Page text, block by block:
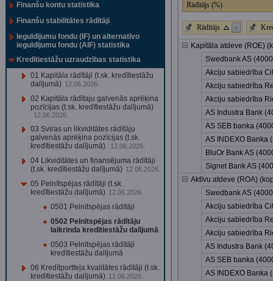
Finanšu kontu statistika
Finanšu stabilitātes rādītāji
Ieguldījumu fondu (IF) un alternatīvo
ieguldījumu fondu (AIF) statistika
Kredītiestāžu uzraudzības statistika
01 Kapitāla rādītāji (t.sk. kredītiestāžu
dalījumā) 12.06.2026.
02 Kapitāla rādītaju galvenās aprēķina
pozīcijas (t.sk. kredītiestāžu dalījumā)
12.06.2026.
03 Sviras un likviditātes rādītāju
galvenās aprēķina pozīcijas (t.sk.
kredītiestāžu dalījumā)
12.06.2026.
04 Likviditātes un finansējuma rādītāji
(t.sk. kredītiestāžu dalījumā) 12.06.2026.
05 Pelnītspējas rādītāji (t.sk.
kredītiestāžu dalījumā) 12.06.2026.
0501 Pelnītspējas rādītāji
0502 Pelnītspējas rādītāju
laikrinda kredītiestāžu dalījumā
0503 Pelnītspējas rādītāji
kredītiestāžu dalījumā
06 Kredītportfeļa kvalitātes rādītāji (t.sk.
kredītiestāžu dalījumā) 12.06.2026.
Rādītājs (%)
Rādītājs
Kapitāla atdeve (ROE)
Swedbank AS
Akciju sabiedrība
Akciju sabiedrība
Akciju sabiedrība
AS Industra Bank
AS SEB banka
AS INDEXO Banka
BluOr Bank AS
Signet Bank AS
Aktīvu atdeve (ROA)
Swedbank AS
Akciju sabiedrība
Akciju sabiedrība
Akciju sabiedrība
AS Industra Bank
AS SEB banka
AS INDEXO Banka